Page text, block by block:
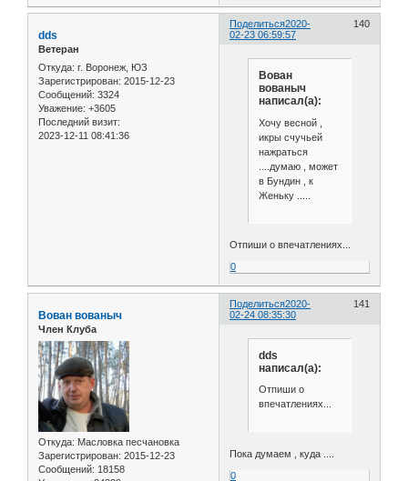
Поделиться 140
2020-
02-23 06:59:57
dds
Ветеран
Откуда: г. Воронеж, ЮЗ
Зарегистрирован: 2015-12-23
Сообщений: 3324
Уважение: +3605
Последний визит:
2023-12-11 08:41:36
Вован
вованыч
написал(а):
Хочу весной ,
икры счучьей
нажраться
....думаю , может
в Бундин , к
Женьку .....
Отпиши о впечатлениях...
0
Поделиться 141
2020-
02-24 08:35:30
Вован вованыч
Член Клуба
Откуда: Масловка песчановка
Зарегистрирован: 2015-12-23
Сообщений: 18158
dds
написал(а):
Отпиши о
впечатлениях...
Пока думаем , куда ....
0